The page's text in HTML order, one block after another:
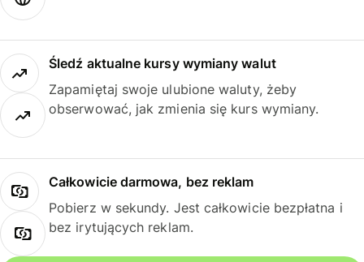
Śledź aktualne kursy wymiany walut
Zapamiętaj swoje ulubione waluty, żeby
obserwować, jak zmienia się kurs wymiany.
Całkowicie darmowa, bez reklam
Pobierz w sekundy. Jest całkowicie bezpłatna i
bez irytujących reklam.